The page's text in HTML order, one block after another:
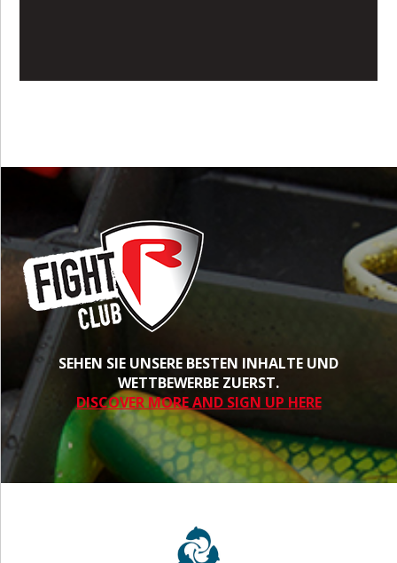
SEHEN SIE UNSERE BESTEN INHALTE UND
WETTBEWERBE ZUERST.
DISCOVER MORE AND SIGN UP HERE